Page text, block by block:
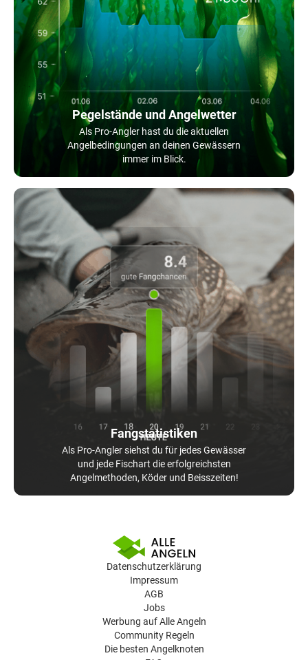
Pegelstände und Angelwetter
Als Pro-Angler hast du die aktuellen
Angelbedingungen an deinen Gewässern
immer im Blick.
Fangstatistiken
Als Pro-Angler siehst du für jedes Gewässer
und jede Fischart die erfolgreichsten
Angelmethoden, Köder und Beisszeiten!
Datenschutzerklärung
Impressum
AGB
Jobs
Werbung auf Alle Angeln
Community Regeln
Die besten Angelknoten